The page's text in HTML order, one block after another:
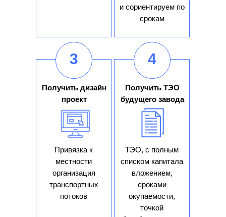
и сориентируем по
срокам
Получить дизайн
проект
Привязка к
местности
организация
транспортных
потоков
3
Получить ТЭО
будущего завода
ТЭО, с полным
списком капитала
вложением,
сроками
окупаемости,
точкой
4
Рассчитаем
стоимость
проекта
Консультация с сотрудником
отдела продаж или сервисной
службы займёт меньше времени,
чем самостоятельный поиск!